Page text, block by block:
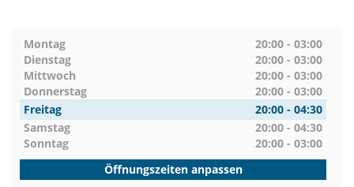
Montag
20:00 - 03:00
Dienstag
20:00 - 03:00
Mittwoch
20:00 - 03:00
Donnerstag
20:00 - 03:00
Freitag
20:00 - 04:30
Samstag
20:00 - 04:30
Sonntag
20:00 - 03:00
Öffnungszeiten anpassen